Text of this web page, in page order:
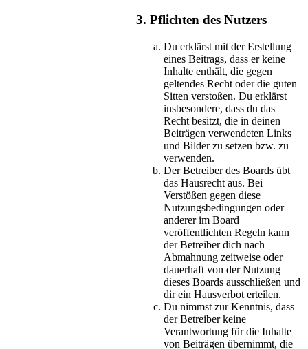
3. Pflichten des Nutzers
Du erklärst mit der Erstellung
eines Beitrags, dass er keine
Inhalte enthält, die gegen
geltendes Recht oder die guten
Sitten verstoßen. Du erklärst
insbesondere, dass du das
Recht besitzt, die in deinen
Beiträgen verwendeten Links
und Bilder zu setzen bzw. zu
verwenden.
Der Betreiber des Boards übt
das Hausrecht aus. Bei
Verstößen gegen diese
Nutzungsbedingungen oder
anderer im Board
veröffentlichten Regeln kann
der Betreiber dich nach
Abmahnung zeitweise oder
dauerhaft von der Nutzung
dieses Boards ausschließen und
dir ein Hausverbot erteilen.
Du nimmst zur Kenntnis, dass
der Betreiber keine
Verantwortung für die Inhalte
von Beiträgen übernimmt, die